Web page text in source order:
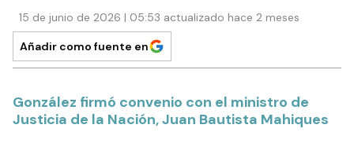
15 de junio de 2026 | 05:53 actualizado hace 2 meses
Añadir como fuente en
González firmó convenio con el ministro de
Justicia de la Nación, Juan Bautista Mahiques